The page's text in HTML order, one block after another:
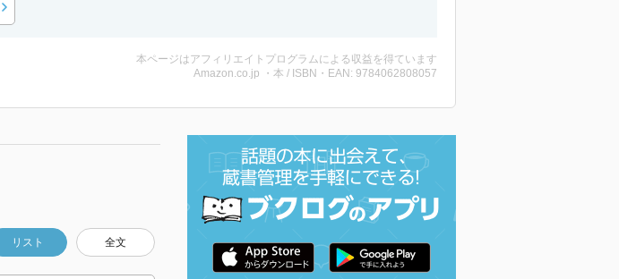
本ページはアフィリエイトプログラムによる収益を得ています
Amazon.co.jp ・本 / ISBN・EAN: 9784062808057
リスト 全文